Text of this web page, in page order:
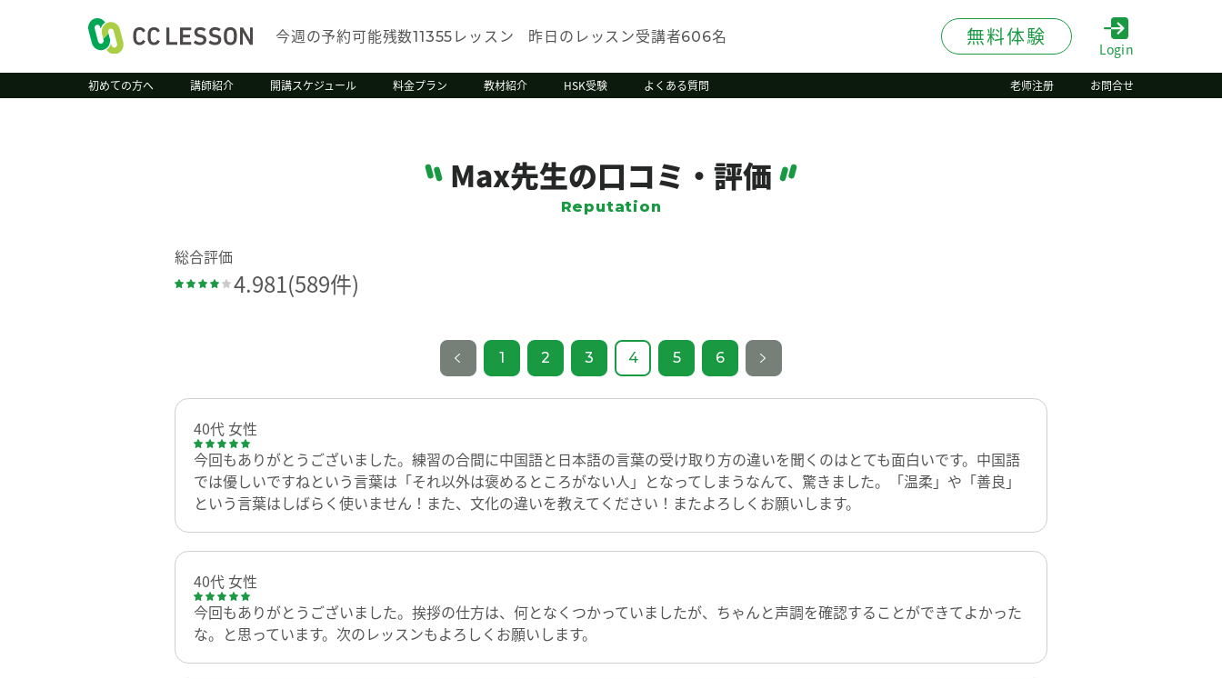
今週の予約可能残数11355 レッスン 昨日のレッスン受講者606名 無料体験
Login
初めての方へ 講師紹介 開講スケジュール 料金プラン 教材紹介 HSK受験 よくある質問 老师注册 お問合せ
Max先生の口コミ・評価
Reputation
総合評価
4.981(589件)
1 2 3 4 5 6
40代 女性
今回もありがとうございました。練習の合間に中国語と日本語の言葉の受け取り方の違いを聞くのはとても面白いです。中国語
では優しいですねという言葉は「それ以外は褒めるところがない人」となってしまうなんて、驚きました。「温柔」や「善良」
という言葉はしばらく使いません！また、文化の違いを教えてください！またよろしくお願いします。
40代 女性
今回もありがとうございました。挨拶の仕方は、何となくつかっていましたが、ちゃんと声調を確認することができてよかった
な。と思っています。次のレッスンもよろしくお願いします。